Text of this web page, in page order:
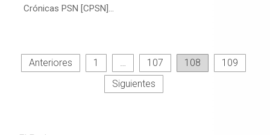
Crónicas PSN [CPSN]…
Paginación
de
Anteriores 1 … 107 108
109
Siguientes